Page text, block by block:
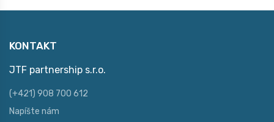
KONTAKT
JTF partnership s.r.o.
(+421) 908 700 612
Napíšte nám